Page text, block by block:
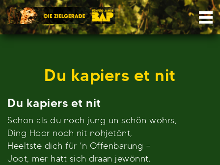
Skip
to
content
Du kapiers et nit
Du kapiers et nit
Schon als du noch jung un schön wohrs,
Ding Hoor noch nit nohjetönt,
Heeltste dich für ’n Offenbarung –
Joot, mer hatt sich draan jewönnt.